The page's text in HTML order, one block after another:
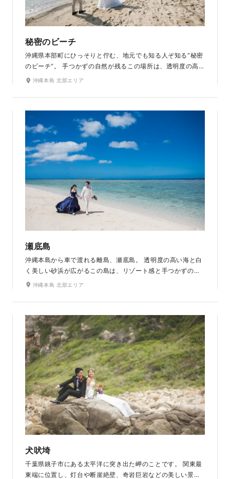
秘密のビーチ
沖縄県本部町にひっそりと佇む、地元でも知る人ぞ知る“秘密
のビーチ”。 手つかずの自然が残るこの場所は、透明度の高
い海と白い砂浜が広がる、まるでプライベートな楽園のよう
包まれた海岸線が魅力で、特別感のある撮影が叶います。
沖縄本島 北部エリア
瀬底島
沖縄本島から車で渡れる離島、瀬底島。 透明度の高い海と白
く美しい砂浜が広がるこの島は、リゾート感と手つかずの自
然が共存する特別なロケーションです。 遠浅の海に光が反射
ら、リゾートフォトが楽しめます。
沖縄本島 北部エリア
犬吠埼
千葉県銚子市にある太平洋に突き出た岬のことです。 関東最
東端に位置し、灯台や断崖絶壁、奇岩巨岩などの美しい景色